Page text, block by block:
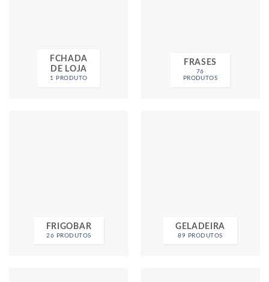
FCHADA
DE LOJA
1 PRODUTO
FRASES
76
PRODUTOS
FRIGOBAR
26 PRODUTOS
GELADEIRA
89 PRODUTOS